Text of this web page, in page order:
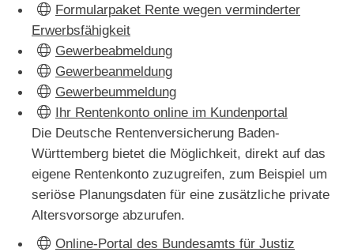
Formularpaket Rente wegen verminderter
Erwerbsfähigkeit
Gewerbeabmeldung
Gewerbeanmeldung
Gewerbeummeldung
Ihr Rentenkonto online im Kundenportal
Die Deutsche Rentenversicherung Baden-
Württemberg bietet die Möglichkeit, direkt auf das
eigene Rentenkonto zuzugreifen, zum Beispiel um
seriöse Planungsdaten für eine zusätzliche private
Altersvorsorge abzurufen.
Online-Portal des Bundesamts für Justiz